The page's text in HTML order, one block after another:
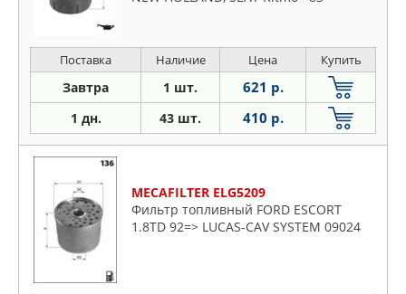
Поставка Наличие Цена Купить
Завтра 1 шт. 621 р.
1 дн. 43 шт. 410 р.
MECAFILTER ELG5209
Фильтр топливный FORD ESCORT
1.8TD 92=> LUCAS-CAV SYSTEM 09024